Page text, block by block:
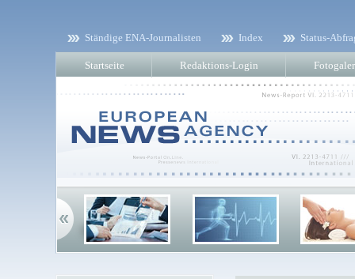
Ständige ENA-Journalisten Index Status-
Startseite Redaktions-Login